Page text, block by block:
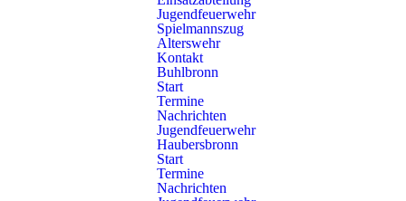
Jugendfeuerwehr
Spielmannszug
Alterswehr
Kontakt
Buhlbronn
Start
Termine
Nachrichten
Jugendfeuerwehr
Haubersbronn
Start
Termine
Nachrichten
Rollwagendetails
Baujahr:
2021
Hersteller:
Munk